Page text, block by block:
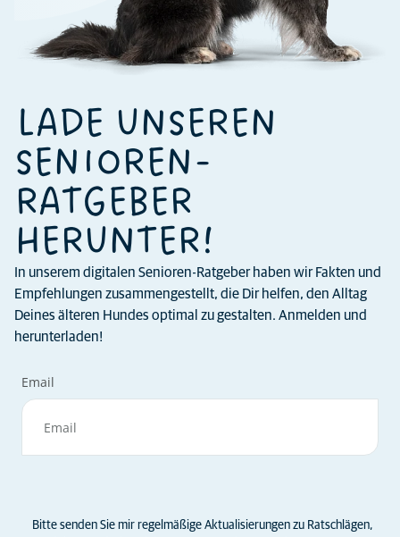
LADE UNSEREN
SENIOREN-
RATGEBER
HERUNTER!
In unserem digitalen Senioren-Ratgeber haben wir Fakten und
Empfehlungen zusammengestellt, die Dir helfen, den Alltag
Deines älteren Hundes optimal zu gestalten. Anmelden und
herunterladen!
Email
Bitte senden Sie mir regelmäßige Aktualisierungen zu Ratschlägen,